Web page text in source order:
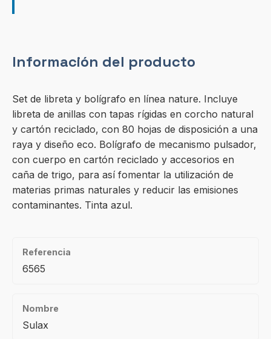
Información del producto
Set de libreta y bolígrafo en línea nature. Incluye
libreta de anillas con tapas rígidas en corcho natural
y cartón reciclado, con 80 hojas de disposición a una
raya y diseño eco. Bolígrafo de mecanismo pulsador,
con cuerpo en cartón reciclado y accesorios en
caña de trigo, para así fomentar la utilización de
materias primas naturales y reducir las emisiones
contaminantes. Tinta azul.
Referencia
6565
Nombre
Sulax